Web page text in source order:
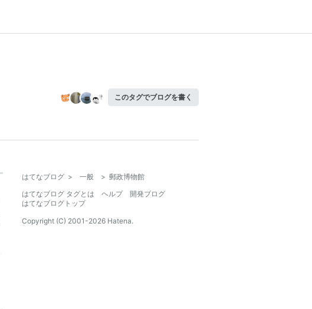
このタグでブログを書く
はてなブログ > 一般 > 郵政博物館
はてなブログ タグとは
ヘルプ
開発ブログ
はてなブログトップ
Copyright (C) 2001-2026 Hatena.